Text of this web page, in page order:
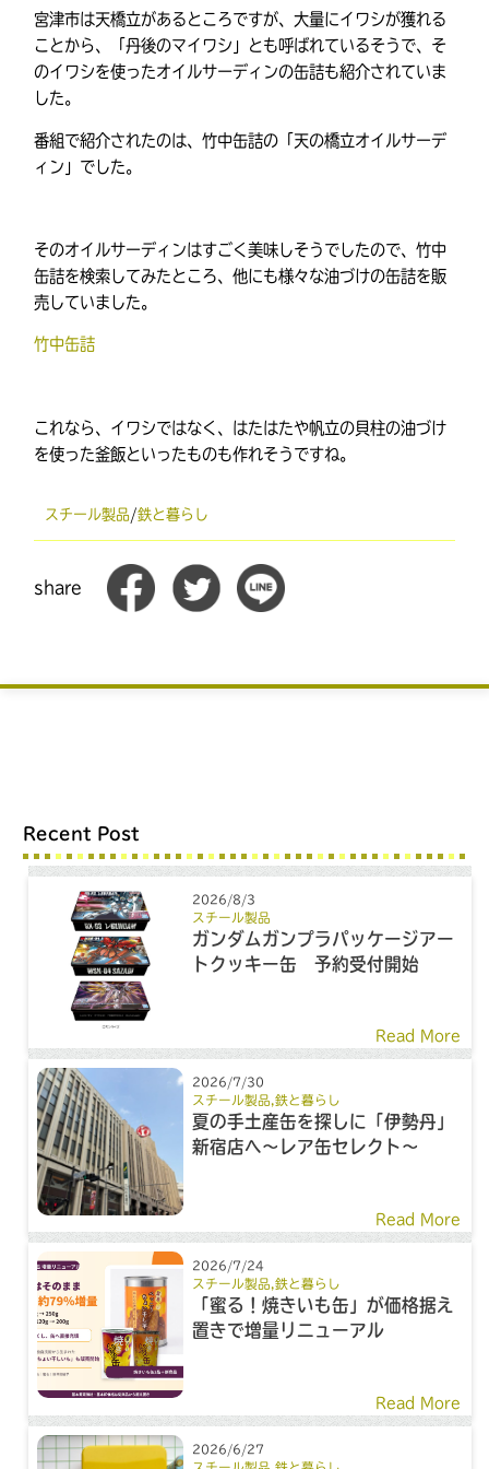
宮津市は天橋立があるところですが、大量にイワシが獲れる
ことから、「丹後のマイワシ」とも呼ばれているそうで、そ
のイワシを使ったオイルサーディンの缶詰も紹介されていま
した。
番組で紹介されたのは、竹中缶詰の「天の橋立オイルサーデ
ィン」でした。
そのオイルサーディンはすごく美味しそうでしたので、竹中
缶詰を検索してみたところ、他にも様々な油づけの缶詰を販
売していました。
竹中缶詰
これなら、イワシではなく、はたはたや帆立の貝柱の油づけ
を使った釜飯といったものも作れそうですね。
スチール製品 /鉄と暮らし
share
Recent Post
2026/8/3
スチール製品
ガンダムガンプラパッケージアー
トクッキー缶 予約受付開始
Read More
2026/7/30
スチール製品,鉄と暮らし
夏の手土産缶を探しに「伊勢丹」
新宿店へ～レア缶セレクト～
Read More
2026/7/24
スチール製品 ,鉄と暮らし
「蜜る！焼きいも缶」が価格据え
置きで増量リニューアル
Read More
2026/6/27